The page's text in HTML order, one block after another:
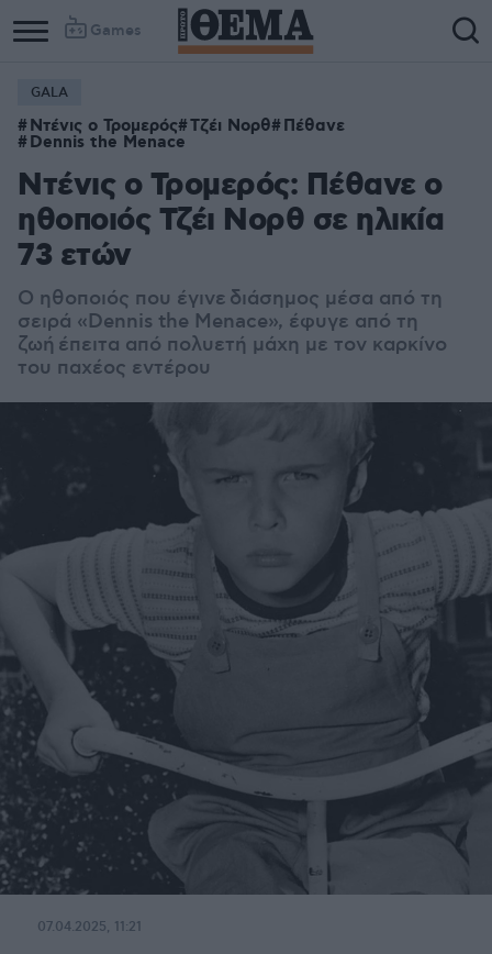
Games
GALA
Ντένις ο Τρομερός Τζέι Νορθ Πέθανε
Dennis the Menace
Ντένις ο Τρομερός: Πέθανε ο
ηθοποιός Τζέι Νορθ σε ηλικία
73 ετών
Ο ηθοποιός που έγινε διάσημος μέσα από τη
σειρά «Dennis the Menace», έφυγε από τη
ζωή έπειτα από πολυετή μάχη με τον καρκίνο
του παχέος εντέρου
07.04.2025, 11:21